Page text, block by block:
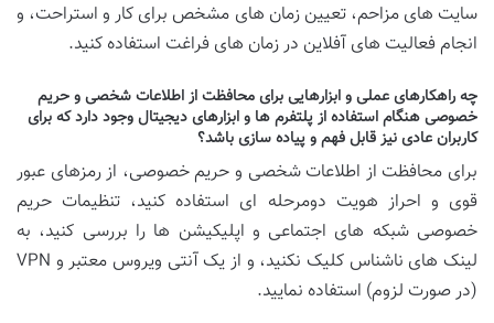
سایت های مزاحم، تعیین زمان های مشخص برای کار و استراحت، و
انجام فعالیت های آفلاین در زمان های فراغت استفاده کنید.
چه راهکارهای عملی و ابزارهایی برای محافظت از اطلاعات شخصی و حریم
خصوصی هنگام استفاده از پلتفرم ها و ابزارهای دیجیتال وجود دارد که برای
کاربران عادی نیز قابل فهم و پیاده سازی باشد؟
برای محافظت از اطلاعات شخصی و حریم خصوصی، از رمزهای عبور
قوی و احراز هویت دومرحله ای استفاده کنید، تنظیمات حریم
خصوصی شبکه های اجتماعی و اپلیکیشن ها را بررسی کنید، به
لینک های ناشناس کلیک نکنید، و از یک آنتی ویروس معتبر و VPN
(در صورت لزوم) استفاده نمایید.